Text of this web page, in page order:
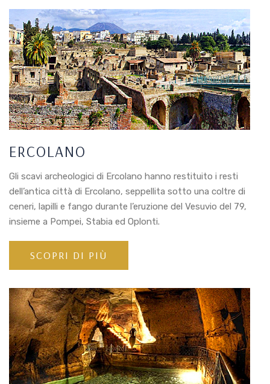
ERCOLANO
Gli scavi archeologici di Ercolano hanno restituito i resti
dell’antica città di Ercolano, seppellita sotto una coltre di
ceneri, lapilli e fango durante l’eruzione del Vesuvio del 79,
insieme a Pompei, Stabia ed Oplonti.
SCOPRI DI PIÙ